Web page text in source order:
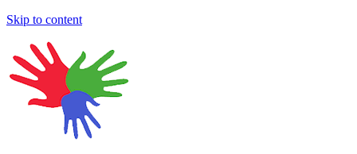
Skip to content